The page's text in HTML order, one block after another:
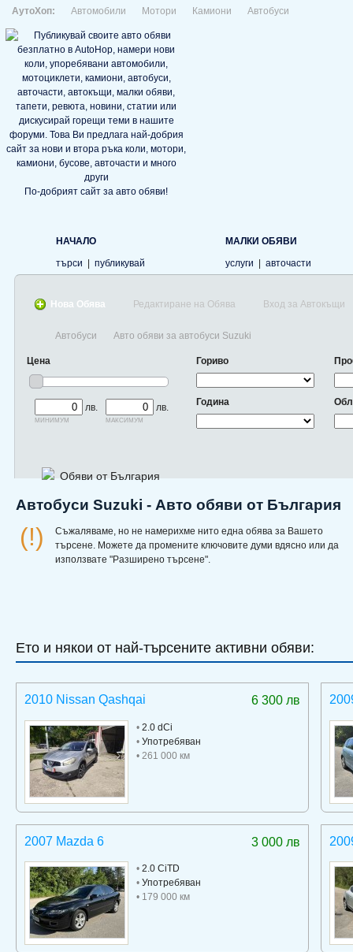
АутоХоп: Автомобили Мотори Камиони Автобуси
По-добрият сайт за авто обяви!
НАЧАЛО
търси
публикувай
МАЛКИ ОБЯВИ
услуги
авточасти
Нова Обява Редактиране на Обява Вход за Автокъщи
Автобуси Авто обяви за автобуси Suzuki
Цена
лв.
минимум
лв.
максимум
Гориво
Година
Обяви от България
Автобуси Suzuki - Авто обяви от България
(!)
Съжаляваме, но не намерихме нито една обява за Вашето
търсене. Можете да промените ключовите думи вдясно или да
използвате "Разширено търсене".
Ето и някои от най-търсените активни обяви:
6 300 лв
2010 Nissan Qashqai
• 2.0 dCi
• Употребяван
• 261 000 км
3 000 лв
2007 Mazda 6
• 2.0 CiTD
• Употребяван
• 179 000 км